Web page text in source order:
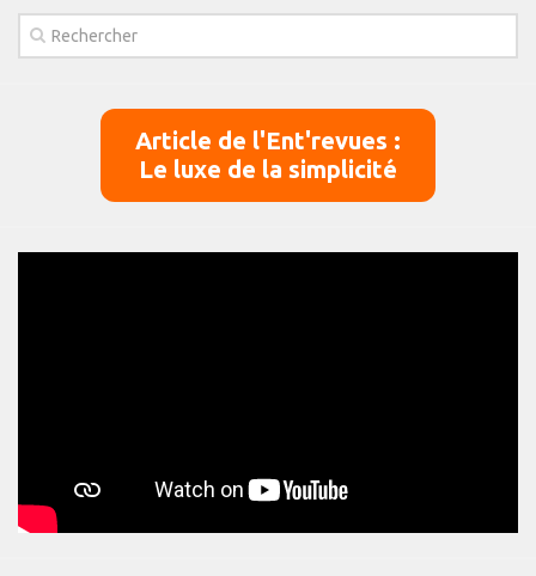
Contact
Article de l'Ent'revues :
Le luxe de la simplicité